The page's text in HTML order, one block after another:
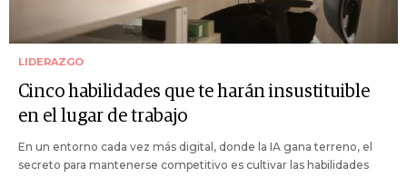
LIDERAZGO
Cinco habilidades que te harán insustituible
en el lugar de trabajo
En un entorno cada vez más digital, donde la IA gana terreno, el
secreto para mantenerse competitivo es cultivar las habilidades